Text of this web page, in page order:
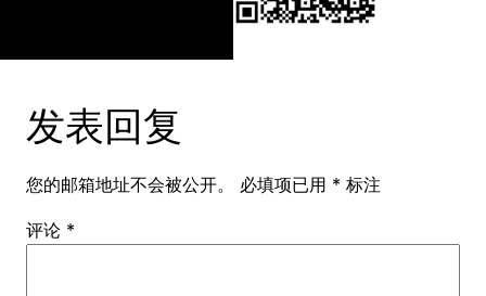
发表回复
您的邮箱地址不会被公开。 必填项已用 * 标注
评论 *